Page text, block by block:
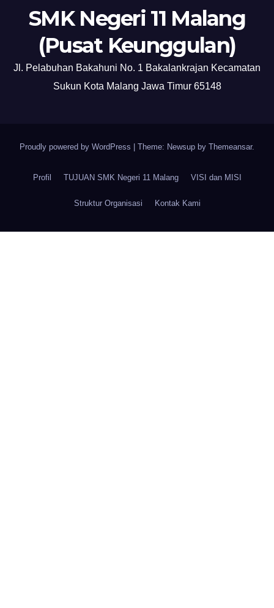
SMK Negeri 11 Malang
(Pusat Keunggulan)
Jl. Pelabuhan Bakahuni No. 1 Bakalankrajan Kecamatan
Sukun Kota Malang Jawa Timur 65148
Proudly powered by WordPress Theme: Newsup by Themeansar.
Profil TUJUAN SMK Negeri 11 Malang VISI dan MISI
Struktur Organisasi Kontak Kami